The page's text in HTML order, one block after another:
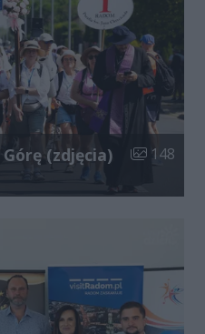
(zdjęcia) Liczba
148